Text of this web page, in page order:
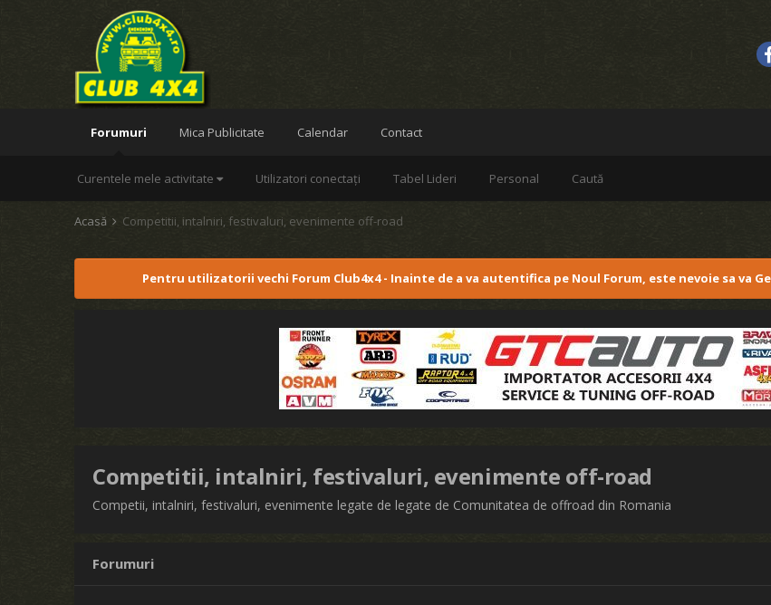
Forumuri
Curentele mele activitate Utilizatori conectați Tabel Lideri Personal Caută
Mica Publicitate Calendar Contact
Acasă Competitii, intalniri, festivaluri, evenimente off-road
Pentru utilizatorii vechi Forum Club4x4 - Inainte de a va autentifica pe Noul Forum, este nevoie sa va
Competitii, intalniri, festivaluri, evenimente off-road
Competii, intalniri, festivaluri, evenimente legate de legate de Comunitatea de offroad din Romania
Forumuri